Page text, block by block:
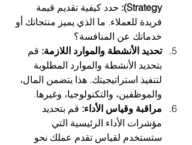
Strategy):
حدد كيفية تقديم قيمة
فريدة للعملاء. ما الذي يميز منتجاتك أو
خدماتك عن المنافسة؟
تحديد الأنشطة والموارد اللازمة: قم
بتحديد الأنشطة والموارد المطلوبة
لتنفيذ استراتيجيتك. هذا يتضمن المال،
والموظفين، والتكنولوجيا، وغيرها.
مراقبة وقياس الأداء: قم بتحديد
مؤشرات الأداء الرئيسية التي
ستستخدم لقياس تقدم عملك نحو